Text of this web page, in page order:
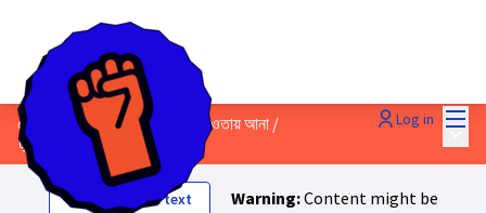
Log in
৫. কোম্পানিগুলোকে জবাবদিহিতার আওতায় আনা /
💬 Discussions & Ideas
Main
Show original text Warning:Content might be